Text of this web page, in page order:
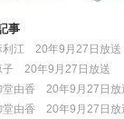
事
利江 20年9月27日放送
子 20年9月27日放送
堂由香 20年9月27日放
堂由香 20年9月27日放